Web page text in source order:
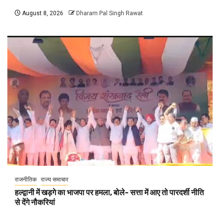
August 8, 2026 Dharam Pal Singh Rawat
राजनीतिक राज्य समाचार
हल्द्वानी में खड़गे का भाजपा पर हमला, बोले- सत्ता में आए तो पारदर्शी नीति
से देंगे नौकरियां